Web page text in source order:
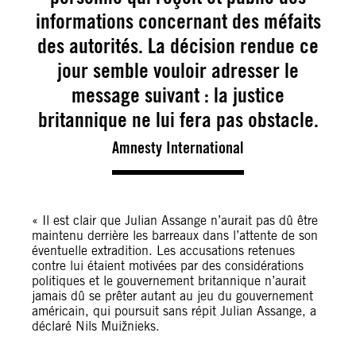
informations concernant des méfaits
des autorités. La décision rendue ce
jour semble vouloir adresser le
message suivant : la justice
britannique ne lui fera pas obstacle.
Amnesty International
« Il est clair que Julian Assange n’aurait pas dû être
maintenu derrière les barreaux dans l’attente de son
éventuelle extradition. Les accusations retenues
contre lui étaient motivées par des considérations
politiques et le gouvernement britannique n’aurait
jamais dû se prêter autant au jeu du gouvernement
américain, qui poursuit sans répit Julian Assange, a
déclaré Nils Muižnieks.